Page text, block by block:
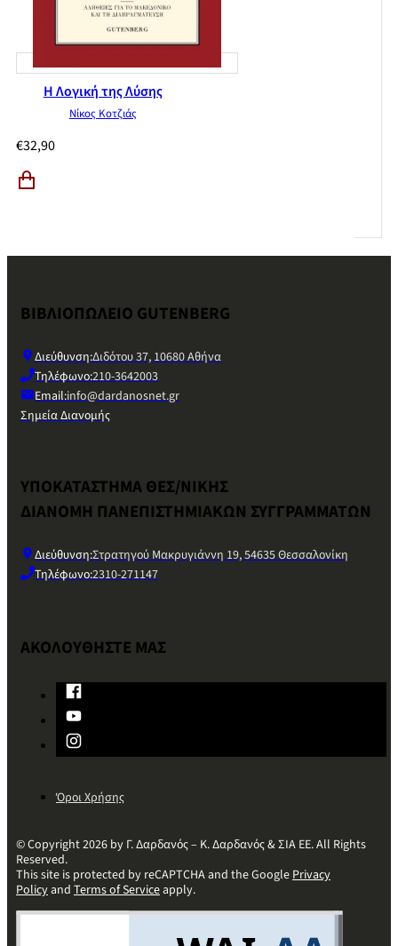
Η Λογική της Λύσης
Νίκος Κοτζιάς
€32,90
ΒΙΒΛΙΟΠΩΛΕΙΟ GUTENBERG
Διεύθυνση:Διδότου 37, 10680 Αθήνα
Τηλέφωνο:210-3642003
Email:info@dardanosnet.gr
Σημεία Διανομής
ΥΠΟΚΑΤΑΣΤΗΜΑ ΘΕΣ/ΝΙΚΗΣ
ΔΙΑΝΟΜΗ ΠΑΝΕΠΙΣΤΗΜΙΑΚΩΝ ΣΥΓΓΡΑΜΜΑΤΩΝ
Διεύθυνση:Στρατηγού Μακρυγιάννη 19, 54635 Θεσσαλονίκη
Τηλέφωνο:2310-271147
ΑΚΟΛΟΥΘΗΣΤΕ ΜΑΣ
Όροι Χρήσης
© Copyright 2026 by Γ. Δαρδανός – Κ. Δαρδανός & ΣΙΑ ΕΕ. All Rights
Reserved.
This site is protected by reCAPTCHA and the GooglePrivacy
Policyand Terms of Serviceapply.